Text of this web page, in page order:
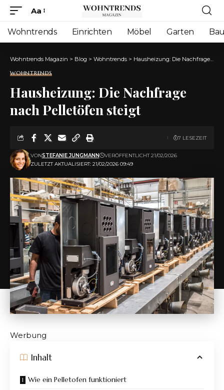
Font
Resizer
Aa
Wohntrends Einrichten Möbel Garten
Wohntrends Magazin > Blog > Wohntrends > Hausheizung: Die Nachfrage nach Pelletöfen steigt
WOHNTRENDS
Hausheizung: Die Nachfrage
nach Pelletöfen steigt
ZULETZT AKTUALISIERT: 21/02/2026 09:49
VONSTEFANIE JUNGMANN VERÖFFENTLICHT 21/02/2026
7 LESEZEIT
Werbung
Inhalt
Wie ein Pelletofen funktioniert